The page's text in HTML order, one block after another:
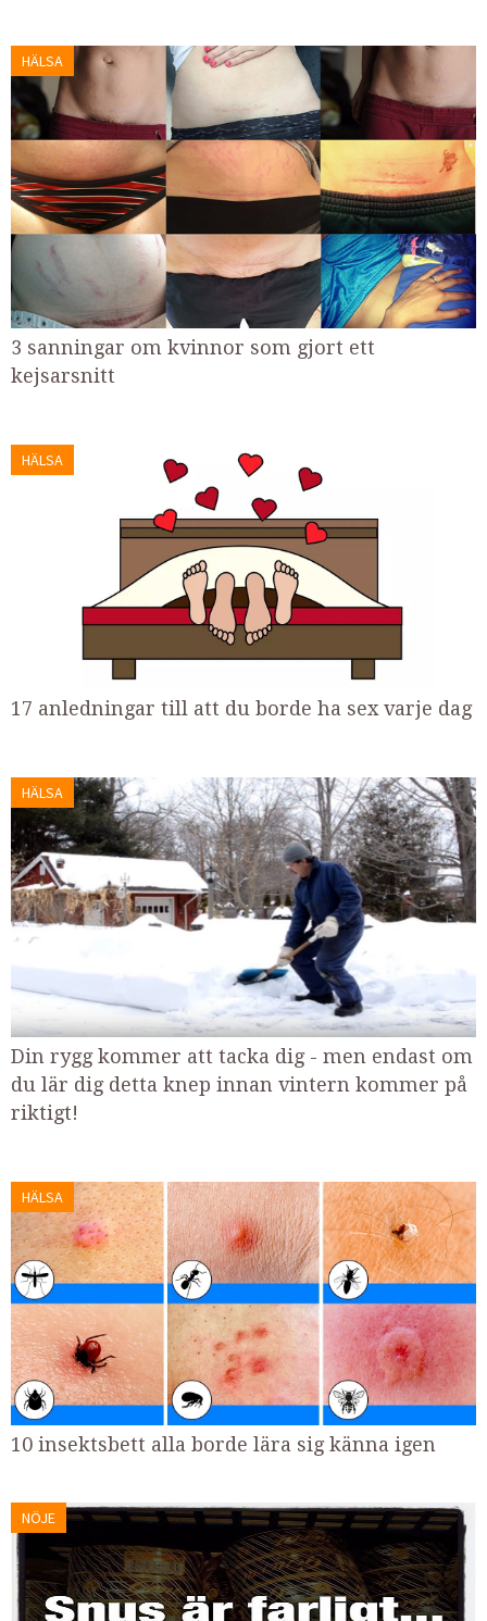
HÄLSA
3 sanningar om kvinnor som gjort ett
kejsarsnitt
HÄLSA
17 anledningar till att du borde ha sex varje dag
HÄLSA
Din rygg kommer att tacka dig - men endast om
du lär dig detta knep innan vintern kommer på
riktigt!
HÄLSA
10 insektsbett alla borde lära sig känna igen
NÖJE